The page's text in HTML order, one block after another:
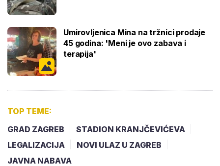
Umirovljenica Mina na tržnici prodaje
45 godina: 'Meni je ovo zabava i
terapija'
TOP TEME:
GRAD ZAGREB
STADION KRANJČEVIĆEVA
LEGALIZACIJA
NOVI ULAZ U ZAGREB
JAVNA NABAVA